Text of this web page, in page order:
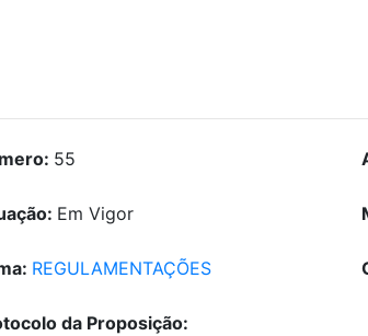
55
Em Vigor
REGULAMENTAÇÕES
da Proposição: